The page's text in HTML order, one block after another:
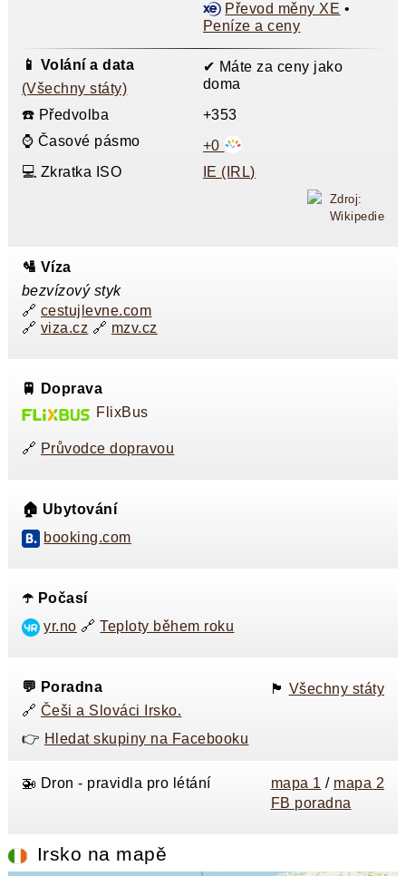
Převod měny XE •
Peníze a ceny
📱 Volání a data
(Všechny státy)
✔ Máte za ceny jako
doma
☎️ Předvolba
+353
⌚ Časové pásmo
+0
💻 Zkratka ISO
IE (IRL)
Zdroj:
Wikipedie
🛂 Víza
bezvízový styk
🔗 cestujlevne.com
🔗 viza.cz 🔗 mzv.cz
🚆 Doprava
FlixBus
🔗 Průvodce dopravou
🏠 Ubytování
booking.com
☂️ Počasí
yr.no 🔗Teploty během roku
💬 Poradna 🏴󠁭󠁸󠁭󠁥󠁸󠁿 Všechny státy
🔗 Češi a Slováci Irsko.
👉 Hledat skupiny na Facebooku
🚁 Dron - pravidla pro létání mapa 1 / mapa 2
FB poradna
Irsko na mapě